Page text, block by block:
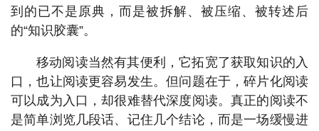
到的已不是原典，而是被拆解、被压缩、被转述后
的“知识胶囊”。
移动阅读当然有其便利，它拓宽了获取知识的入
口，也让阅读更容易发生。但问题在于，碎片化阅读
可以成为入口，却很难替代深度阅读。真正的阅读不
是简单浏览几段话、记住几个结论，而是一场缓慢进